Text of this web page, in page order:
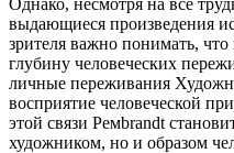
Однако, несмотря на все
выдающиеся произведения
зрителя важно понимать, что
глубину человеческих
личные переживания
восприятие человеческой
этой связи Ремbrandt
художником, но и образом